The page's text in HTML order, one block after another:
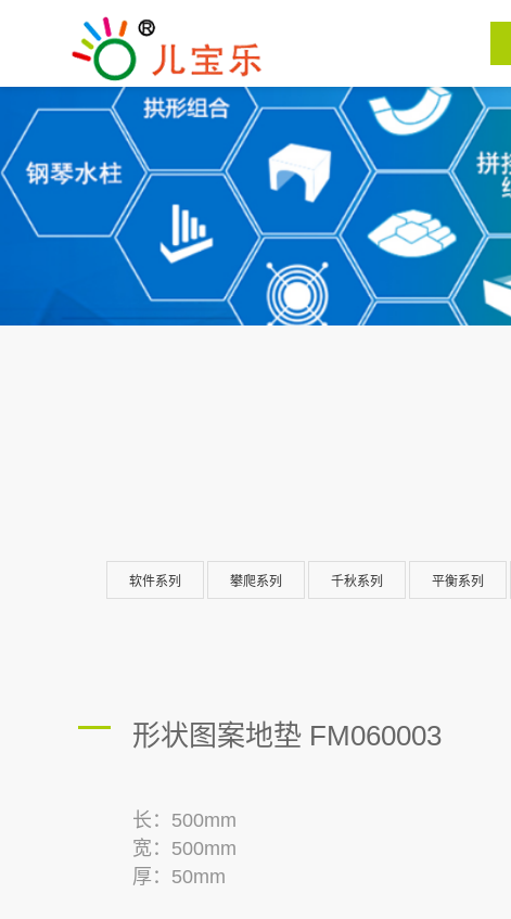
软件系列 攀爬系列 千秋系列 平衡系列
形状图案地垫 FM060003
长：500mm
宽：500mm
厚：50mm